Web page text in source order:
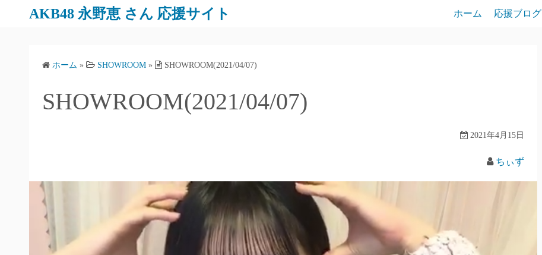
AKB48 永野恵 さん 応援サイト ホーム 応援ブログ
ホーム » SHOWROOM » SHOWROOM(2021/04/07)
SHOWROOM(2021/04/07)
2021年4月15日
ちぃず